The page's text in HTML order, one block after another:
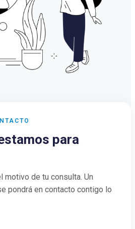
para
motivo de tu consulta. Un
pondrá en contacto contigo lo